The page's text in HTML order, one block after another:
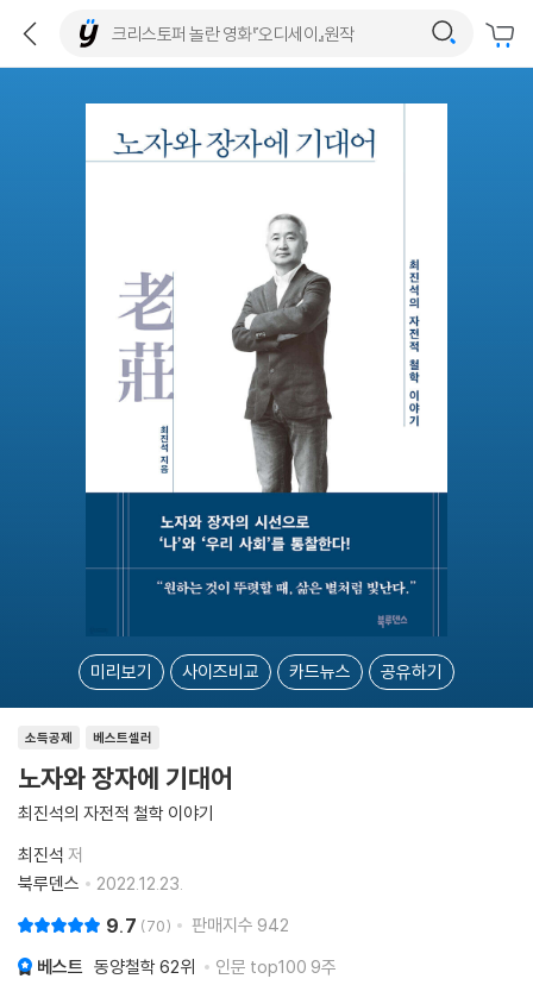
미리보기 사이즈비교 카드뉴스 공유하기
소득공제 베스트셀러
노자와 장자에 기대어
최진석의 자전적 철학 이야기
최진석 저
북루덴스
2022.12.23.
9.7 70 판매지수 942
베스트 동양철학 62위 인문 top100 9주